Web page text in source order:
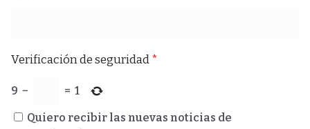
Verificación de seguridad*
9 − = 1
Quiero recibir las nuevas noticias de